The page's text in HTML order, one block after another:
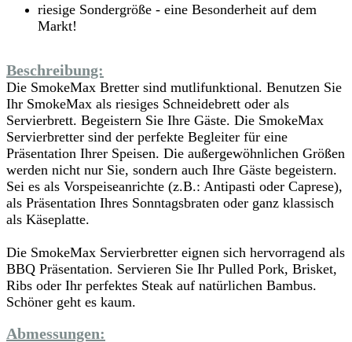
riesige Sondergröße - eine Besonderheit auf dem
Markt!
Beschreibung:
Die SmokeMax Bretter sind mutlifunktional. Benutzen Sie
Ihr SmokeMax als riesiges Schneidebrett oder als
Servierbrett. Begeistern Sie Ihre Gäste. Die SmokeMax
Servierbretter sind der perfekte Begleiter für eine
Präsentation Ihrer Speisen. Die außergewöhnlichen Größen
werden nicht nur Sie, sondern auch Ihre Gäste begeistern.
Sei es als Vorspeiseanrichte (z.B.: Antipasti oder Caprese),
als Präsentation Ihres Sonntagsbraten oder ganz klassisch
als Käseplatte.
Die SmokeMax Servierbretter eignen sich hervorragend als
BBQ Präsentation. Servieren Sie Ihr Pulled Pork, Brisket,
Ribs oder Ihr perfektes Steak auf natürlichen Bambus.
Schöner geht es kaum.
Abmessungen: